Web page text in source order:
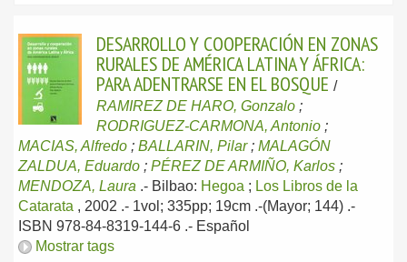
DESARROLLO Y COOPERACIÓN EN ZONAS
RURALES DE AMÉRICA LATINA Y ÁFRICA:
PARA ADENTRARSE EN EL BOSQUE /
RAMIREZ DE HARO, Gonzalo ;
RODRIGUEZ-CARMONA, Antonio ;
MACIAS, Alfredo ; BALLARIN, Pilar; MALAGÓN
ZALDUA, Eduardo ; PÉREZ DE ARMIÑO, Karlos ;
MENDOZA, Laura .- Bilbao: Hegoa ; Los Libros de la
Catarata , 2002 .- 1vol; 335pp; 19cm .-(Mayor; 144) .-
ISBN 978-84-8319-144-6 .- Español
Mostrar tags